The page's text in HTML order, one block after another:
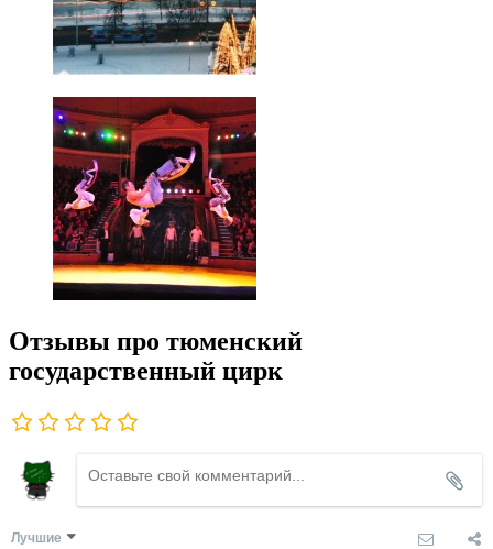
Отзывы про тюменский
государственный цирк
Лучшие